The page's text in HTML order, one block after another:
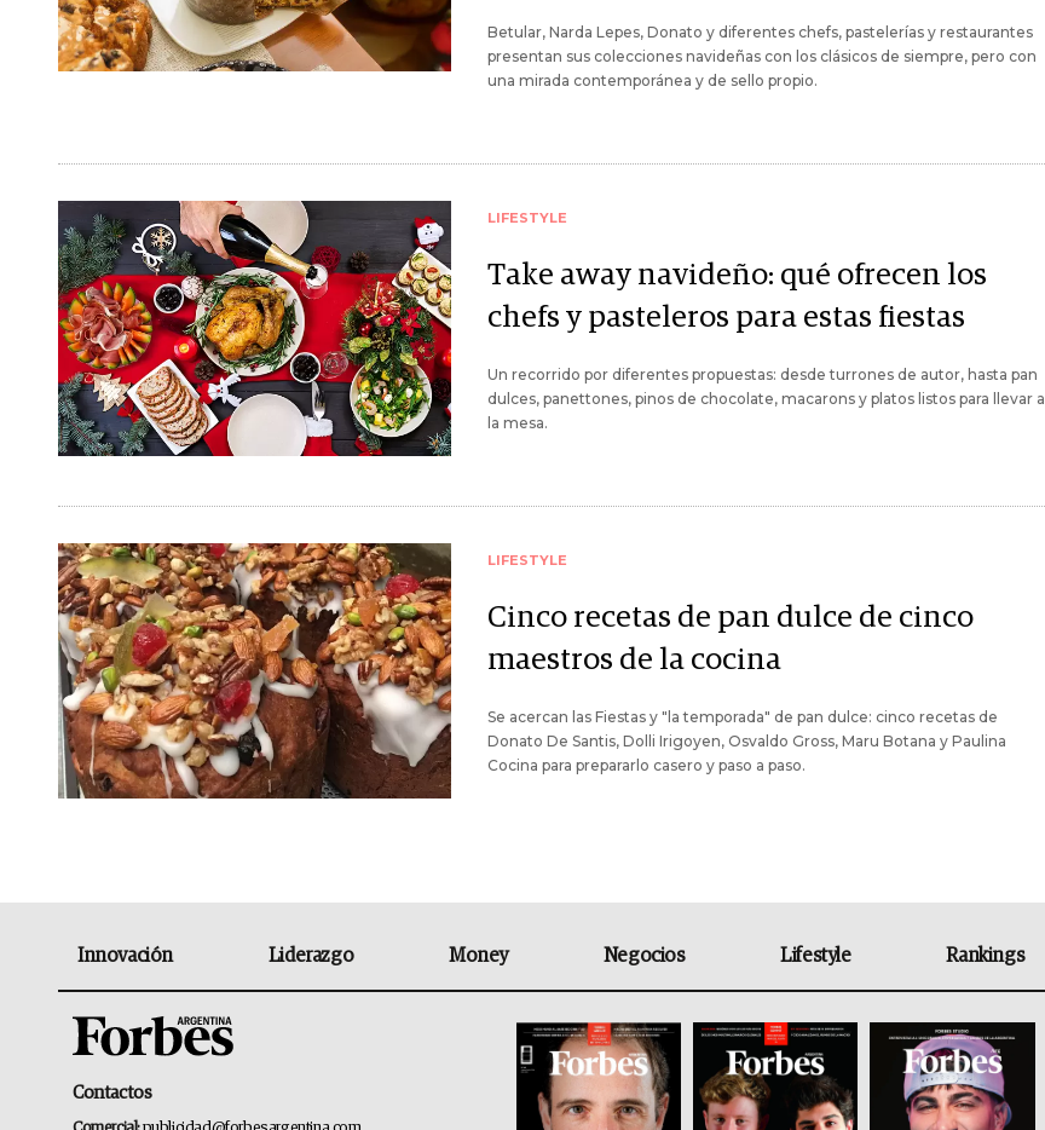
Betular, Narda Lepes, Donato y diferentes chefs, pastelerías y restaurantes
presentan sus colecciones navideñas con los clásicos de siempre, pero con
una mirada contemporánea y de sello propio.
LIFESTYLE
Take away navideño: qué ofrecen los
chefs y pasteleros para estas fiestas
Un recorrido por diferentes propuestas: desde turrones de autor, hasta pan
dulces, panettones, pinos de chocolate, macarons y platos listos para llevar a
la mesa.
LIFESTYLE
Cinco recetas de pan dulce de cinco
maestros de la cocina
Se acercan las Fiestas y "la temporada" de pan dulce: cinco recetas de
Donato De Santis, Dolli Irigoyen, Osvaldo Gross, Maru Botana y Paulina
Cocina para prepararlo casero y paso a paso.
Innovación Liderazgo Money Negocios Lifestyle Rankings
Contactos